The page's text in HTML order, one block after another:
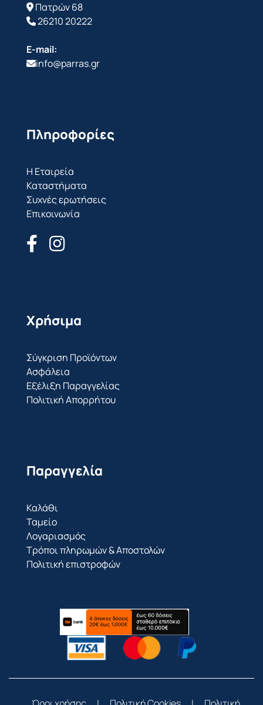
Πατρών 68
26210 20222
E-mail:
info@parras.gr
Πληροφορίες
Η Εταιρεία
Καταστήματα
Συχνές ερωτήσεις
Επικοινωνία
Χρήσιμα
Σύγκριση Προϊόντων
Ασφάλεια
Εξέλιξη Παραγγελίας
Πολιτική Απορρήτου
Παραγγελία
Καλάθι
Ταμείο
Λογαριασμός
Τρόποι πληρωμών & Αποστολών
Πολιτική επιστροφών